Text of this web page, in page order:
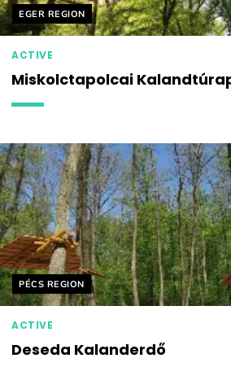
Helyszín címkék:
EGER REGION
ACTIVE
Miskolctapolcai
Helyszín címkék:
PÉCS REGION
ACTIVE
Deseda Kalanderdő